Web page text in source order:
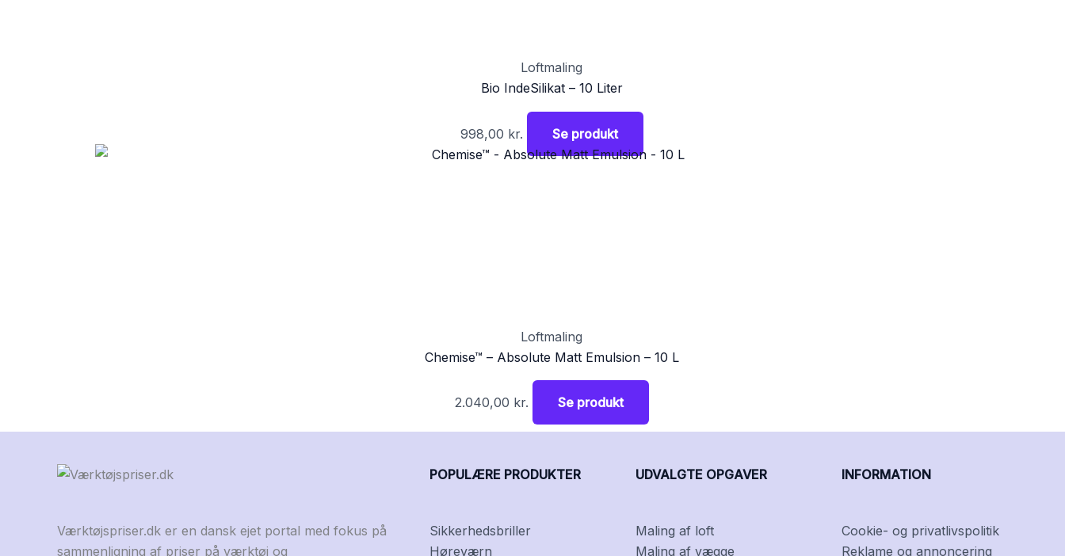
Loftmaling
Bio IndeSilikat – 10 Liter
998,00 kr. Se produkt
Loftmaling
Chemise™ – Absolute Matt Emulsion – 10 L
2.040,00 kr. Se produkt
Værktøjspriser.dk er en dansk ejet portal med fokus på
sammenligning af priser på værktøj og
POPULÆRE PRODUKTER
Sikkerhedsbriller
Høreværn
UDVALGTE OPGAVER
Maling af loft
Maling af vægge
INFORMATION
Cookie- og privatlivspolitik
Reklame og annoncering